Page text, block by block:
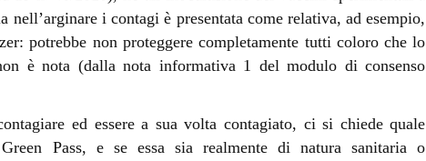
i contagi è presentata come relativa, ad esempio,
potrebbe non proteggere completamente tutti coloro che lo
è nota (dalla nota informativa 1 del modulo di consenso
ed essere a sua volta contagiato, ci si chiede quale
Pass, e se essa sia realmente di natura sanitaria o